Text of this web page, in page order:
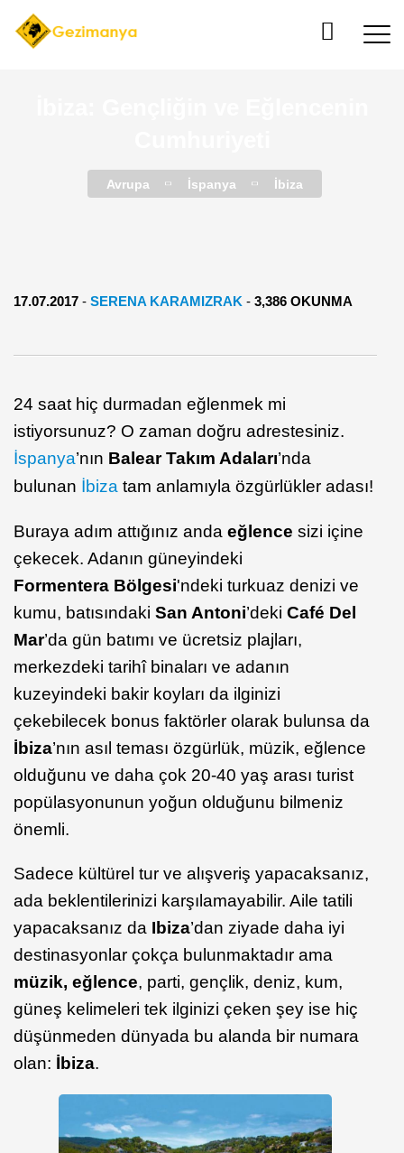
Avrupa İspanya İbiza
17.07.2017 - SERENA KARAMIZRAK - 3,386 OKUNMA
24 saat hiç durmadan eğlenmek mi
istiyorsunuz? O zaman doğru adrestesiniz.
İspanya’nın Balear Takım Adaları’nda
bulunan İbiza tam anlamıyla özgürlükler adası!
Buraya adım attığınız anda eğlence sizi içine
çekecek. Adanın güneyindeki
Formentera Bölgesi'ndeki turkuaz denizi ve
kumu, batısındaki San Antoni’deki Café Del
Mar’da gün batımı ve ücretsiz plajları,
merkezdeki tarihî binaları ve adanın
kuzeyindeki bakir koyları da ilginizi
çekebilecek bonus faktörler olarak bulunsa da
İbiza’nın asıl teması özgürlük, müzik, eğlence
olduğunu ve daha çok 20-40 yaş arası turist
popülasyonunun yoğun olduğunu bilmeniz
önemli.
Sadece kültürel tur ve alışveriş yapacaksanız,
ada beklentilerinizi karşılamayabilir. Aile tatili
yapacaksanız da Ibiza’dan ziyade daha iyi
destinasyonlar çokça bulunmaktadır ama
müzik, eğlence, parti, gençlik, deniz, kum,
güneş kelimeleri tek ilginizi çeken şey ise hiç
düşünmeden dünyada bu alanda bir numara
olan: İbiza.